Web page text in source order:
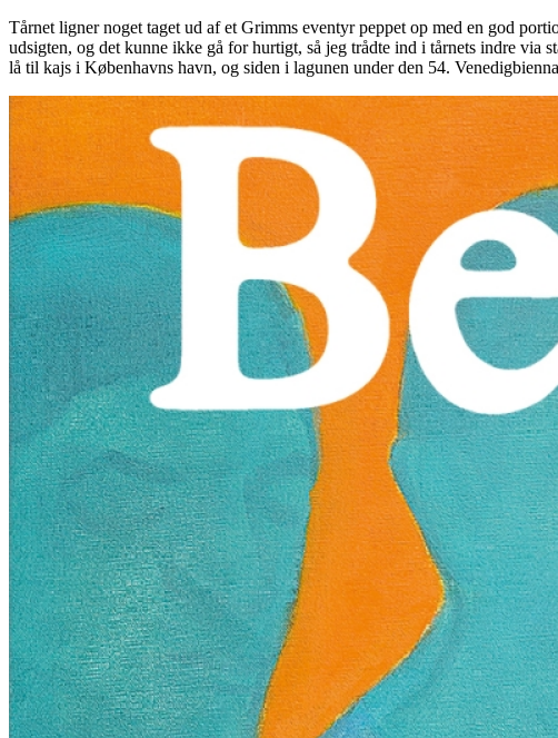
Tårnet ligner noget taget ud af et Grimms eventyr peppet op med en god
udsigten, og det kunne ikke gå for hurtigt, så jeg trådte ind i tårnets indre
lå til kajs i Københavns havn, og siden i lagunen under den 54.